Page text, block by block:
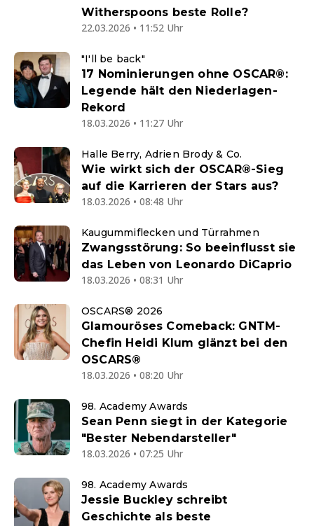
Witherspoons beste Rolle?
22.03.2026 • 11:52 Uhr
"I'll be back"
17 Nominierungen ohne OSCAR®:
Legende hält den Niederlagen-
Rekord
18.03.2026 • 11:27 Uhr
Halle Berry, Adrien Brody & Co.
Wie wirkt sich der OSCAR®-Sieg
auf die Karrieren der Stars aus?
18.03.2026 • 08:48 Uhr
Kaugummiflecken und Türrahmen
Zwangsstörung: So beeinflusst sie
das Leben von Leonardo DiCaprio
18.03.2026 • 08:31 Uhr
OSCARS® 2026
Glamouröses Comeback: GNTM-
Chefin Heidi Klum glänzt bei den
OSCARS®
18.03.2026 • 08:20 Uhr
98. Academy Awards
Sean Penn siegt in der Kategorie
"Bester Nebendarsteller"
18.03.2026 • 07:25 Uhr
98. Academy Awards
Jessie Buckley schreibt
Geschichte als beste